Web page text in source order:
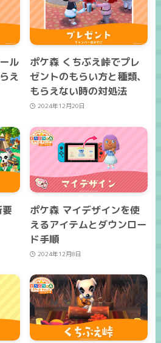
ル
え
ポケ森 くちぶえ峠でプレ
ゼントのもらい方と種類、
もらえない時の対処法
2024年12月20日
ポケ森 マイデザインを使
えるアイテムとダウンロー
ド手順
2024年12月8日